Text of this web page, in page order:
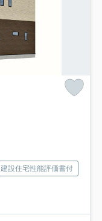
建設住宅性能評価書付